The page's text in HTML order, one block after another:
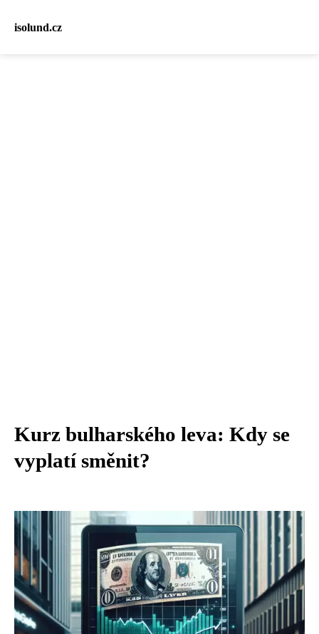
isolund.cz
Kurz bulharského leva: Kdy se
vyplatí směnit?